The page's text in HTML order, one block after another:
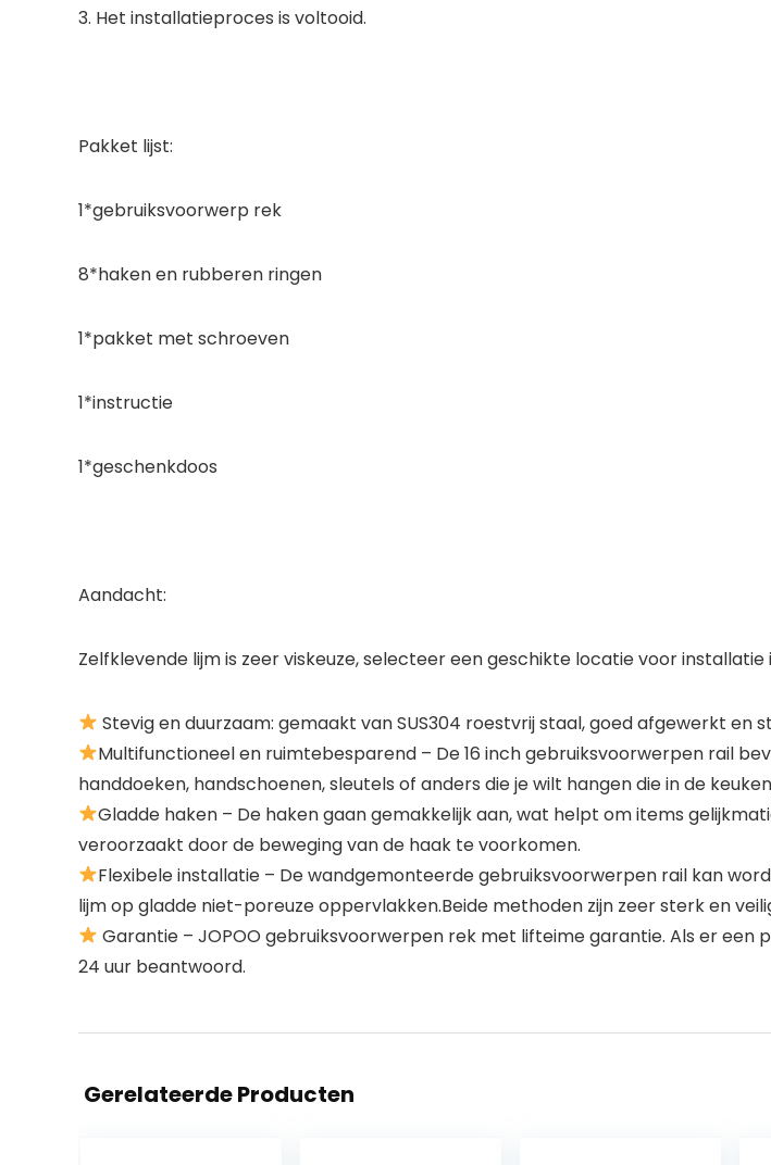
3. Het installatieproces is voltooid.
Pakket lijst:
1*gebruiksvoorwerp rek
8*haken en rubberen ringen
1*pakket met schroeven
1*instructie
1*geschenkdoos
Aandacht:
Zelfklevende lijm is zeer viskeuze, selecteer een geschikte locatie voor
Stevig en duurzaam: gemaakt van SUS304 roestvrij staal, goed afgewerkt en
Multifunctioneel en ruimtebesparend – De 16 inch gebruiksvoorwerpen rail
handdoeken, handschoenen, sleutels of anders die je wilt hangen die in de
Gladde haken – De haken gaan gemakkelijk aan, wat helpt om items
veroorzaakt door de beweging van de haak te voorkomen.
Flexibele installatie – De wandgemonteerde gebruiksvoorwerpen rail kan
lijm op gladde niet-poreuze oppervlakken.Beide methoden zijn zeer sterk en
Garantie – JOPOO gebruiksvoorwerpen rek met lifteime garantie. Als er
24 uur beantwoord.
Gerelateerde Producten